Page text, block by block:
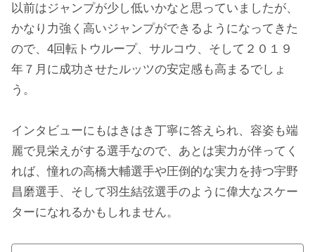
以前はジャンプが少し低いかなと思っていましたが、
かなり力強く高いジャンプができるようになってきた
ので、4回転トウループ、サルコウ、そして２０１９
年７月に成功させたルッツの安定感も高まるでしょ
う。
インタビューにもはきはき丁寧に答えられ、容姿も端
麗で見栄えがする選手なので、あとは実力が伴ってく
れば、憧れの高橋大輔選手や圧倒的な実力を持つ宇野
昌磨選手、そして羽生結弦選手のように偉大なスケー
ターになれるかもしれません。